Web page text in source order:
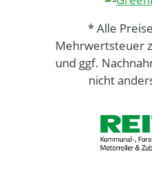
* Alle
Mehrwertsteuer
und ggf.
nicht